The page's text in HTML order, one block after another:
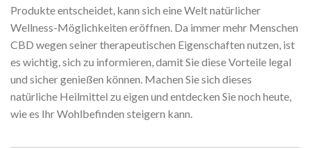
Produkte entscheidet, kann sich eine Welt natürlicher
Wellness-Möglichkeiten eröffnen. Da immer mehr Menschen
CBD wegen seiner therapeutischen Eigenschaften nutzen, ist
es wichtig, sich zu informieren, damit Sie diese Vorteile legal
und sicher genießen können. Machen Sie sich dieses
natürliche Heilmittel zu eigen und entdecken Sie noch heute,
wie es Ihr Wohlbefinden steigern kann.